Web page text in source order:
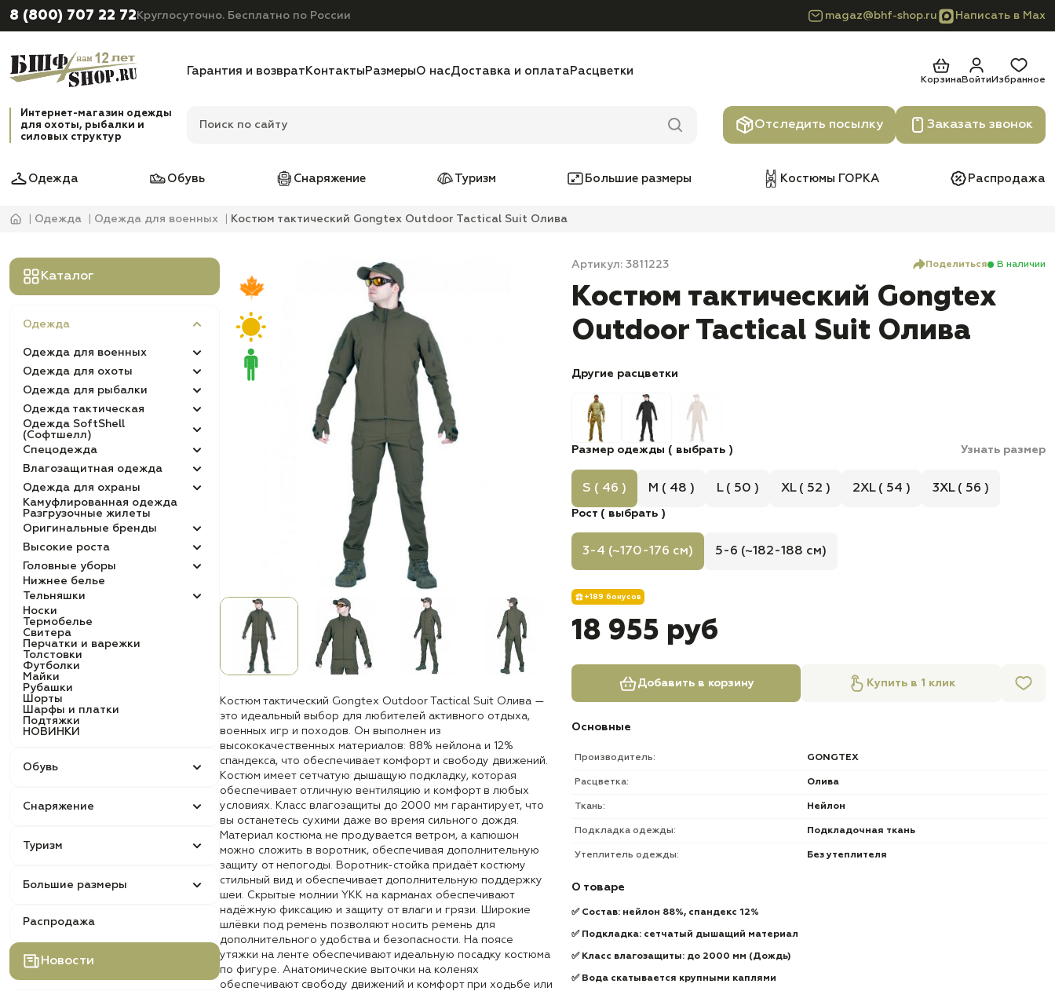
8 (800) 707 22 72 Круглосуточно. Бесплатно по России magaz@bhf-shop.ru Написать в Max
Гарантия и возврат Контакты РазмерыО насДоставка и оплата Расцветки
КорзинаВойти Избранное
Интернет-магазин одежды
для охоты, рыбалки и
силовых структур
Отследить посылку Заказать звонок
Одежда Обувь Снаряжение Туризм Большие размеры Костюмы ГОРКА Распродажа
Одежда Одежда для военных Костюм тактический Gongtex Outdoor Tactical Suit Олива
Каталог
Одежда
Одежда для военных
Одежда для охоты
Одежда для рыбалки
Одежда тактическая
Одежда SoftShell
(Софтшелл)
Спецодежда
Влагозащитная одежда
Одежда для охраны
Камуфлированная одежда
Разгрузочные жилеты
Оригинальные бренды
Высокие роста
Головные уборы
Нижнее белье
Тельняшки
Носки
Термобелье
Свитера
Перчатки и варежки
Толстовки
Футболки
Майки
Рубашки
Шорты
Шарфы и платки
Подтяжки
НОВИНКИ
Обувь
Снаряжение
Туризм
Большие размеры
Распродажа
Новости
Костюм тактический Gongtex Outdoor Tactical Suit Олива —
это идеальный выбор для любителей активного отдыха,
военных игр и походов. Он выполнен из
высококачественных материалов: 88% нейлона и 12%
спандекса, что обеспечивает комфорт и свободу движений.
Костюм имеет сетчатую дышащую подкладку, которая
обеспечивает отличную вентиляцию и комфорт в любых
условиях. Класс влагозащиты до 2000 мм гарантирует, что
вы останетесь сухими даже во время сильного дождя.
Материал костюма не продувается ветром, а капюшон
можно сложить в воротник, обеспечивая дополнительную
защиту от непогоды. Воротник-стойка придаёт костюму
стильный вид и обеспечивает дополнительную поддержку
шеи. Скрытые молнии YKK на карманах обеспечивают
надёжную фиксацию и защиту от влаги и грязи. Широкие
шлёвки под ремень позволяют носить ремень для
дополнительного удобства и безопасности. На поясе
утяжки на ленте обеспечивают идеальную посадку костюма
по фигуре. Анатомические выточки на коленях
обеспечивают свободу движений и комфорт при ходьбе или
Артикул: 3811223 Поделиться В наличии
Костюм тактический Gongtex
Outdoor Tactical Suit Олива
Другие расцветки
Размер одежды ( выбрать ) Узнать размер
S ( 46 ) M ( 48 ) L ( 50 ) XL ( 52 ) 2XL ( 54 ) 3XL ( 56 )
Рост ( выбрать )
3-4 (~170-176 см) 5-6 (~182-188 см)
+189 бонусов
18 955 руб
Добавить в корзину Купить в 1 клик
Основные
Производитель: GONGTEX
Расцветка: Олива
Ткань: Нейлон
Подкладка одежды: Подкладочная ткань
Утеплитель одежды: Без утеплителя
О товаре
✅ Состав: нейлон 88%, спандекс 12%
✅ Подкладка: сетчатый дышащий материал
✅ Класс влагозащиты: до 2000 мм (Дождь)
✅ Вода скатывается крупными каплями